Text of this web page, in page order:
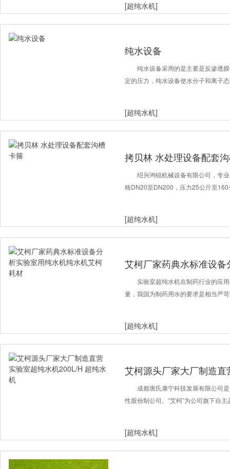
[超纯水机]
纯水设备
纯水设备采用的是主要是反渗透
定的压力，纯水设备使水分子和离子
[超纯水机]
拷贝林 水处理设备配套
绍兴鸿锐机械设备有限公司，专
格DN20至DN200，压力25公斤至
[超纯水机]
艾柯厂家药典水标准设
机艾柯耗材
实验室超纯水机在制药行业的应
量，我国为制药用水的要求是相当严
[超纯水机]
艾柯源头厂家大厂制造
超纯水机
成都唐氏康宁科技发展有限公司
性股份制公司。“艾柯”为公司旗下自
[超纯水机]